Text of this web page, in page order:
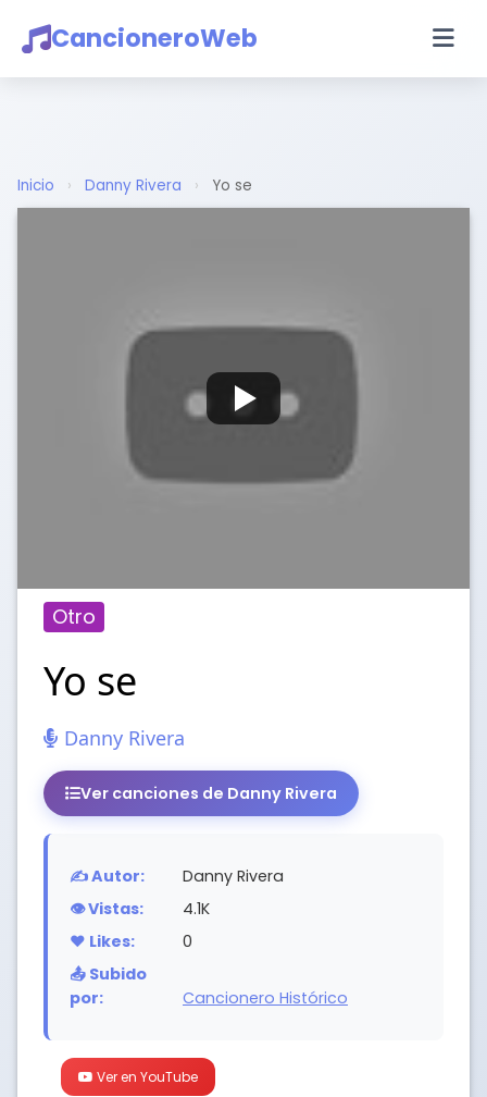
CancioneroWeb
Inicio › Danny Rivera › Yo se
Otro
Yo se
Danny Rivera
Ver canciones de Danny Rivera
✍️ Autor:
Danny Rivera
👁️ Vistas:
4.1K
❤️ Likes:
0
📤 Subido
por:
Cancionero Histórico
Ver en YouTube